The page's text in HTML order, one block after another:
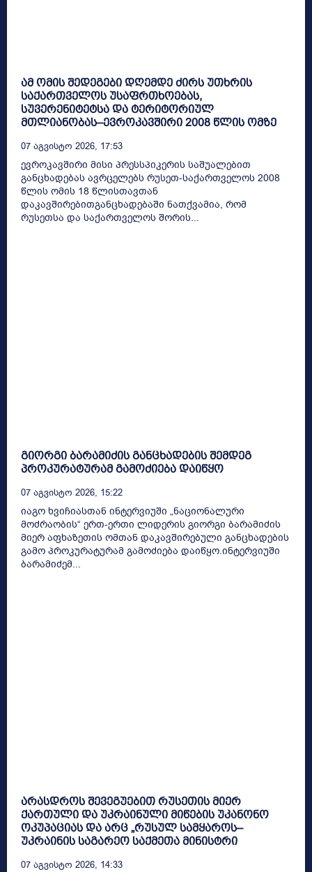
ამ ომის შედეგები დღემდე ძირს უთხრის
საქართველოს უსაფრთხოებას,
სუვერენიტეტსა და ტერიტორიულ
მთლიანობას–ევროკავშირი 2008 წლის ომზე
07 Აგვისტო 2026, 17:53
ევროკავშირი მისი პრესსპიკერის საშუალებით
განცხადებას ავრცელებს რუსეთ-საქართველოს 2008
წლის ომის 18 წლისთავთან
დაკავშირებითგანცხადებაში ნათქვამია, რომ
რუსეთსა და საქართველოს შორის...
გიორგი ბარამიძის განცხადების შემდეგ
პროკურატურამ გამოძიება დაიწყო
07 Აგვისტო 2026, 15:22
იაგო ხვიჩიასთან ინტერვიუში „ნაციონალური
მოძრაობის“ ერთ-ერთი ლიდერის გიორგი ბარამიძის
მიერ აფხაზეთის ომთან დაკავშირებული განცხადების
გამო პროკურატურამ გამოძიება დაიწყო.ინტერვიუში
ბარამიძემ...
არასდროს შევეგუებით რუსეთის მიერ
ქართული და უკრაინული მიწების უკანონო
ოკუპაციას და არც „რუსულ სამყაროს–
უკრაინის საგარეო საქმეთა მინისტრი
07 Აგვისტო 2026, 14:33